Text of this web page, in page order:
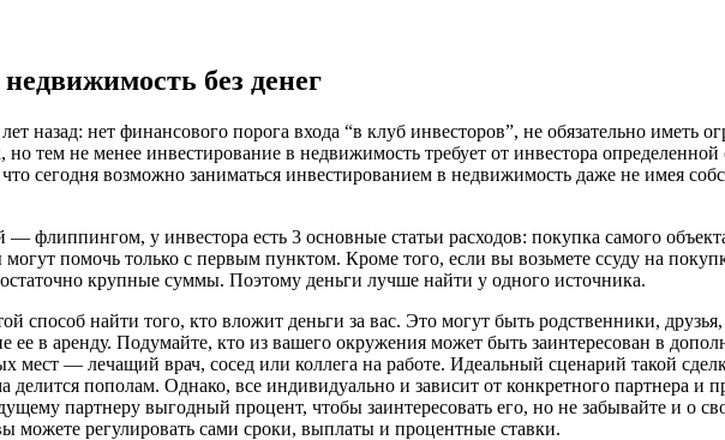
без денег
назад: нет финансового порога входа “в клуб инвесторов”, не обязательно
тем не менее инвестирование в недвижимость требует от инвестора
сегодня возможно заниматься инвестированием в недвижимость даже не имея
флиппингом, у инвестора есть 3 основные статьи расходов: покупка самого
помочь только с первым пунктом. Кроме того, если вы возьмете ссуду на
крупные суммы. Поэтому деньги лучше найти у одного источника.
способ найти того, кто вложит деньги за вас. Это могут быть родственники,
в аренду. Подумайте, кто из вашего окружения может быть заинтересован в
мест — лечащий врач, сосед или коллега на работе. Идеальный сценарий такой
делится пополам. Однако, все индивидуально и зависит от конкретного партнера
партнеру выгодный процент, чтобы заинтересовать его, но не забывайте и о
можете регулировать сами сроки, выплаты и процентные ставки.